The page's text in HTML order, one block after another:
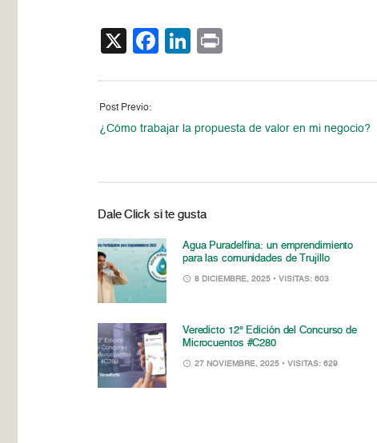
X Facebook
LinkedIn
Post Previo:
¿Cómo trabajar la propuesta de valor en mi negocio?
Dale Click si te gusta
Agua Puradelfina: un emprendimiento
para las comunidades de Trujillo
8 DICIEMBRE, 2025 • VISITAS: 603
Veredicto 12° Edición del Concurso de
Microcuentos #C280
27 NOVIEMBRE, 2025 • VISITAS: 629